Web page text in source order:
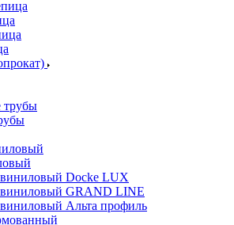
Docke LUX
GRAND LINE
Альта профиль